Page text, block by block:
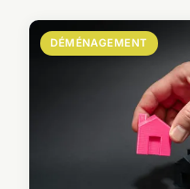
DÉMÉNAGEMENT